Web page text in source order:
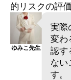
的リスクの評
ゆみこ先生
実際
変わ
認す
ない
す。